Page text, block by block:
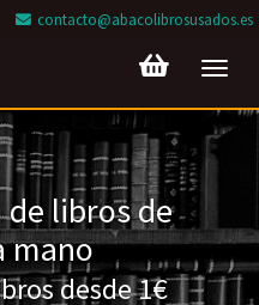
contacto@abacolibrosusados.es
de libros de
mano
desde 1€